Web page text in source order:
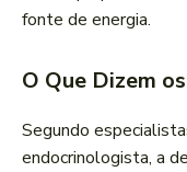
fonte de energia.
O Que Dizem
Segundo
endocrinologista, a